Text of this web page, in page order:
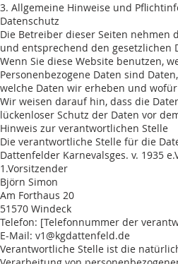
3. Allgemeine Hinweise und
Datenschutz
Die Betreiber dieser Seiten nehmen
und entsprechend den gesetzlichen
Wenn Sie diese Website benutzen,
Personenbezogene Daten sind
welche Daten wir erheben und
Wir weisen darauf hin, dass die
lückenloser Schutz der Daten vor
Hinweis zur verantwortlichen Stelle
Die verantwortliche Stelle für die
Dattenfelder Karnevalsges. v. 1935
1.Vorsitzender
Björn Simon
Am Forthaus 20
51570 Windeck
Telefon: [Telefonnummer der
E-Mail: v1@kgdattenfeld.de
Verantwortliche Stelle ist die